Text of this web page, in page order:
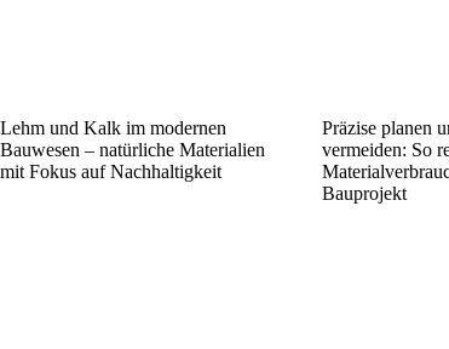
Lehm und Kalk im modernen
Bauwesen – natürliche Materialien
mit Fokus auf Nachhaltigkeit
Präzise planen
vermeiden: So
Bauprojekt